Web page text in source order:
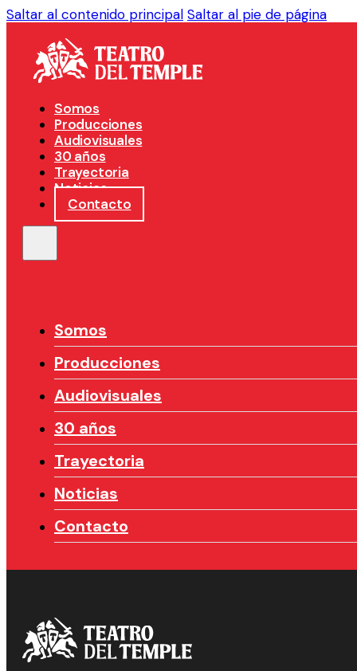
Saltar al contenido principal Saltar al pie de página
Somos
Producciones
Audiovisuales
30 años
Trayectoria
Noticias
Contacto
Somos
Producciones
Audiovisuales
30 años
Trayectoria
Noticias
Contacto